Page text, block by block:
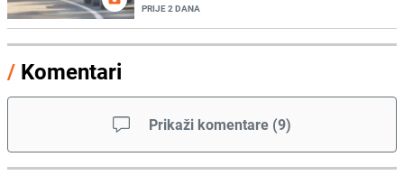
PRIJE 2 DANA
/ Komentari
Prikaži komentare (9)